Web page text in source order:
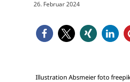
26. Februar 2024
Illustration Absmeier foto